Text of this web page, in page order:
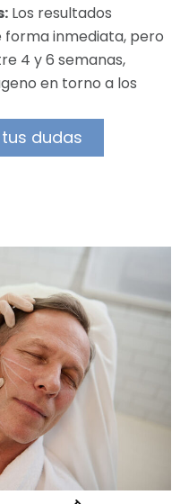
Los resultados
inmediata, pero
4 y 6 semanas,
en torno a los
dudas